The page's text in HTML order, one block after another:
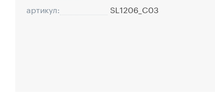
артикул:
SL1206_C03